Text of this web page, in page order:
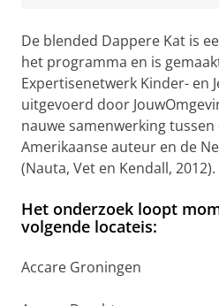
De blended Dappere Kat is
het programma en is
Expertisenetwerk Kinder- en
uitgevoerd door
nauwe samenwerking
Amerikaanse auteur en de
(Nauta, Vet en Kendall, 2012).
Het onderzoek loopt
volgende locateis:
Accare Groningen